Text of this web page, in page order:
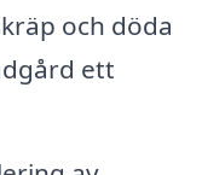
och döda
ett